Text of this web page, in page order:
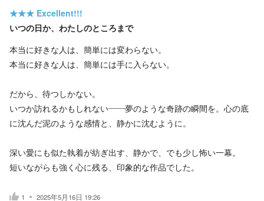
★★★ Excellent!!!
いつの日か、わたしのところまで
本当に好きな人は、簡単には変わらない。
本当に好きな人は、簡単には手に入らない。
だから、待つしかない。
いつか訪れるかもしれない――夢のような奇跡の瞬間を。心の底
に沈んだ泥のような感情と、静かに沈むように。
深い愛にも似た執着が紡ぎ出す、静かで、でも少し怖い一幕。
短いながらも強く心に残る、印象的な作品でした。
1 2025年5月16日 19:26